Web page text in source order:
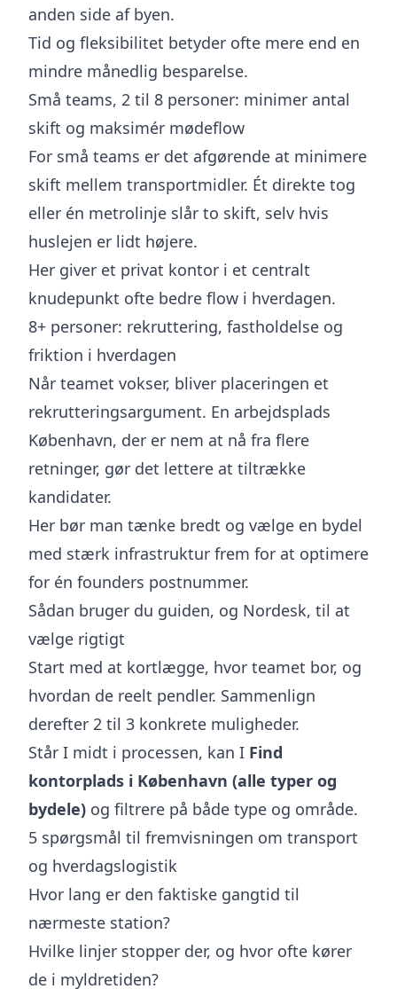
anden side af byen.
Tid og fleksibilitet betyder ofte mere end en
mindre månedlig besparelse.
Små teams, 2 til 8 personer: minimer antal
skift og maksimér mødeflow
For små teams er det afgørende at minimere
skift mellem transportmidler. Ét direkte tog
eller én metrolinje slår to skift, selv hvis
huslejen er lidt højere.
Her giver et privat kontor i et centralt
knudepunkt ofte bedre flow i hverdagen.
8+ personer: rekruttering, fastholdelse og
friktion i hverdagen
Når teamet vokser, bliver placeringen et
rekrutteringsargument. En arbejdsplads
København, der er nem at nå fra flere
retninger, gør det lettere at tiltrække
kandidater.
Her bør man tænke bredt og vælge en bydel
med stærk infrastruktur frem for at optimere
for én founders postnummer.
Sådan bruger du guiden, og Nordesk, til at
vælge rigtigt
Start med at kortlægge, hvor teamet bor, og
hvordan de reelt pendler. Sammenlign
derefter 2 til 3 konkrete muligheder.
Står I midt i processen, kan I Find
kontorplads i København (alle typer og
bydele) og filtrere på både type og område.
5 spørgsmål til fremvisningen om transport
og hverdagslogistik
Hvor lang er den faktiske gangtid til
nærmeste station?
Hvilke linjer stopper der, og hvor ofte kører
de i myldretiden?